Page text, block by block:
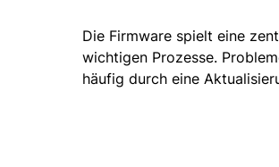
Die Firmware spielt eine
wichtigen Prozesse.
häufig durch eine